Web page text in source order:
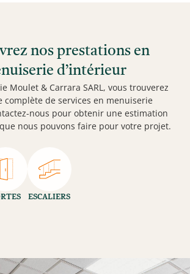
nos prestations en
d’intérieur
Moulet & Carrara SARL, vous trouverez
complète de services en menuiserie
nous pour obtenir une estimation
nous pouvons faire pour votre projet.
ESCALIERS